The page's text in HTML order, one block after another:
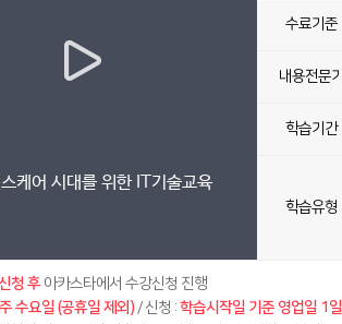
케어 시대를 위한 IT기술교육
수료기준
내용전문
학습기간
학습유형
청 후 아카스타에서 수강신청 진행
수요일 (공휴일 제외) / 신청 :학습시작일 기준 영업일 1